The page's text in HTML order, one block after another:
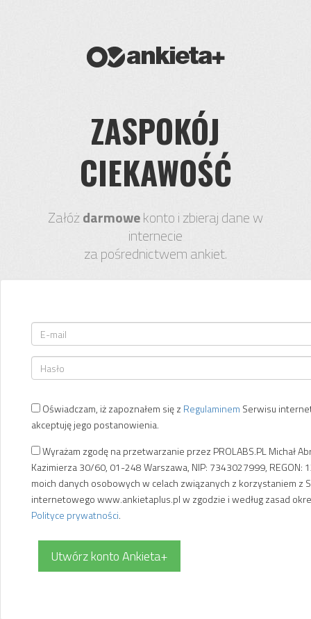
ZASPOKÓJ
CIEKAWOŚĆ
Załóżdarmowekonto i zbieraj dane w
internecie
za pośrednictwem ankiet.
Oświadczam, iż zapoznałem się z Regulaminem Serwisu
akceptuję jego postanowienia.
Wyrażam zgodę na przetwarzanie przez PROLABS.PL Michał
Kazimierza 30/60, 01-248 Warszawa, NIP: 7343027999, REGON:
moich danych osobowych w celach związanych z korzystaniem z
internetowego www.ankietaplus.pl w zgodzie i według zasad
Polityce prywatności.